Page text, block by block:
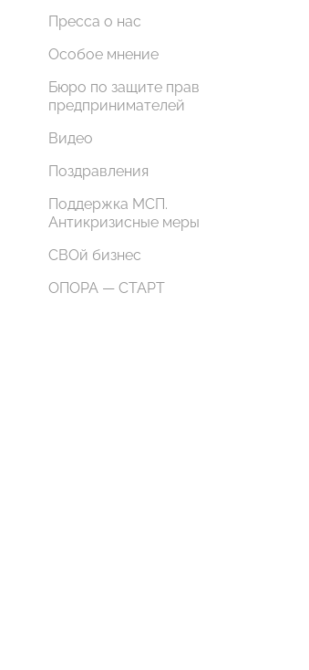
Пресса о нас
Особое мнение
Бюро по защите прав
предпринимателей
Видео
Поздравления
Поддержка МСП.
Антикризисные меры
СВОй бизнес
ОПОРА — СТАРТ